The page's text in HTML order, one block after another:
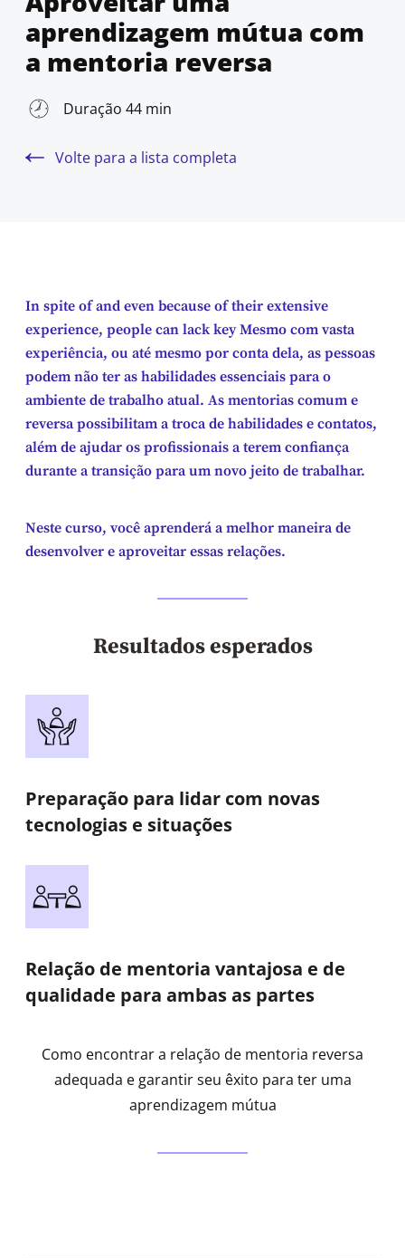
aprendizagem mútua com
a mentoria reversa
Duração 44 min
Volte para a lista completa
In spite of and even because of their extensive
experience, people can lack key Mesmo com vasta
experiência, ou até mesmo por conta dela, as pessoas
podem não ter as habilidades essenciais para o
ambiente de trabalho atual. As mentorias comum e
reversa possibilitam a troca de habilidades e contatos,
além de ajudar os profissionais a terem confiança
durante a transição para um novo jeito de trabalhar.
Neste curso, você aprenderá a melhor maneira de
desenvolver e aproveitar essas relações.
Resultados esperados
Preparação para lidar com novas
tecnologias e situações
Relação de mentoria vantajosa e de
qualidade para ambas as partes
Como encontrar a relação de mentoria reversa
adequada e garantir seu êxito para ter uma
aprendizagem mútua